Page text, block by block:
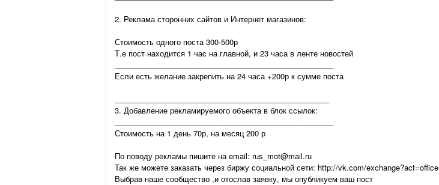
2. Реклама сторонних сайтов и Интернет магазинов:
Стоимость одного поста 300-500р
Т.е пост находится 1 час на главной, и 23 часа в ленте новостей
Если есть желание закрепить на 24 часа +200р к сумме поста
3. Добавление рекламируемого объекта в блок ссылок:
Стоимость на 1 день 70р, на месяц 200 р
По поводу рекламы пишите на email: rus_mot@mail.ru
Так же можете заказать через биржу социальной сети: http://vk.com/exchange?act=office
Выбрав наше сообщество ,и отослав заявку, мы опубликуем ваш пост